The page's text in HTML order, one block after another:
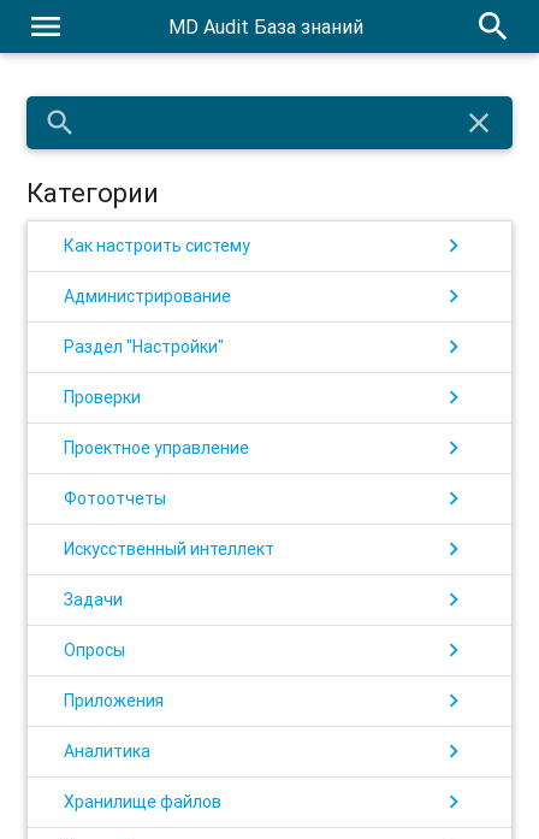
menu MD Audit База знаний search
search close
Категории
Как настроить систему chevron_right
Администрирование chevron_right
Раздел "Настройки" chevron_right
Проверки chevron_right
Проектное управление chevron_right
Фотоотчеты chevron_right
Искусственный интеллект chevron_right
Задачи chevron_right
Опросы chevron_right
Приложения chevron_right
Аналитика chevron_right
Хранилище файлов chevron_right